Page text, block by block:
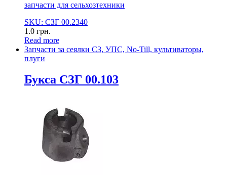
запчасти для сельхозтехники
SKU: СЗГ 00.2340
1.0 грн.
Read more
Запчасти за сеялки СЗ, УПС, No-Till, культиваторы,
плуги
Букса СЗГ 00.103